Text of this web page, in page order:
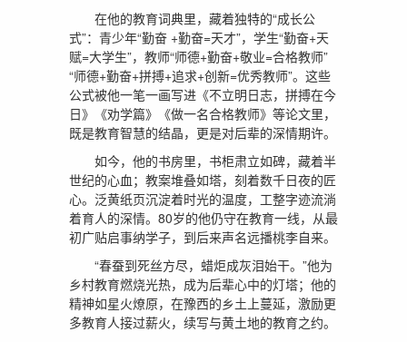
在他的教育词典里，藏着独特的“成长公
式”：青少年“勤奋 +勤奋=天才”，学生“勤奋+天
赋=大学生”，教师“师德+勤奋+敬业=合格教师”
“师德+勤奋+拼搏+追求+创新=优秀教师”。这些
公式被他一笔一画写进《不立明日志，拼搏在今
日》《劝学篇》《做一名合格教师》等论文里，
既是教育智慧的结晶，更是对后辈的深情期许。
如今，他的书房里，书柜肃立如碑，藏着半
世纪的心血；教案堆叠如塔，刻着数千日夜的匠
心。泛黄纸页沉淀着时光的温度，工整字迹流淌
着育人的深情。80岁的他仍守在教育一线，从最
初广贴启事纳学子，到后来声名远播桃李自来。
“春蚕到死丝方尽，蜡炬成灰泪始干。”他为
乡村教育燃烧光热，成为后辈心中的灯塔；他的
精神如星火燎原，在豫西的乡土上蔓延，激励更
多教育人接过薪火，续写与黄土地的教育之约。